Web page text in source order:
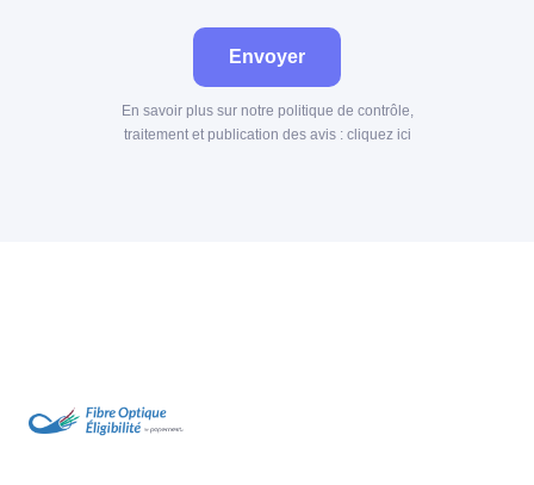
Envoyer
En savoir plus sur notre politique de contrôle,
traitement et publication des avis : cliquez ici